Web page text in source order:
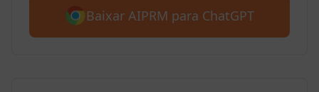
Baixar AIPRM para ChatGPT